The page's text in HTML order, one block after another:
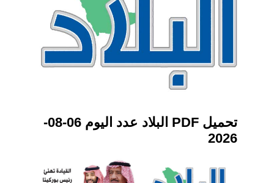
تحميل PDF البلاد عدد اليوم 06-08-
2026